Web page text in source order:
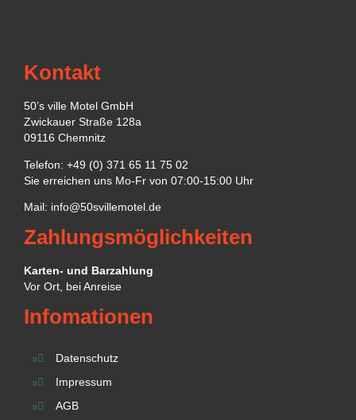
Kontakt
50’s ville Motel GmbH
Zwickauer Straße 128a
09116 Chemnitz
Telefon: +49 (0) 371 65 11 75 02
Sie erreichen uns Mo-Fr von 07:00-15:00 Uhr
Mail: info@50svillemotel.de
Zahlungsmöglichkeiten
Karten- und Barzahlung
Vor Ort, bei Anreise
Infomationen
Datenschutz
Impressum
AGB